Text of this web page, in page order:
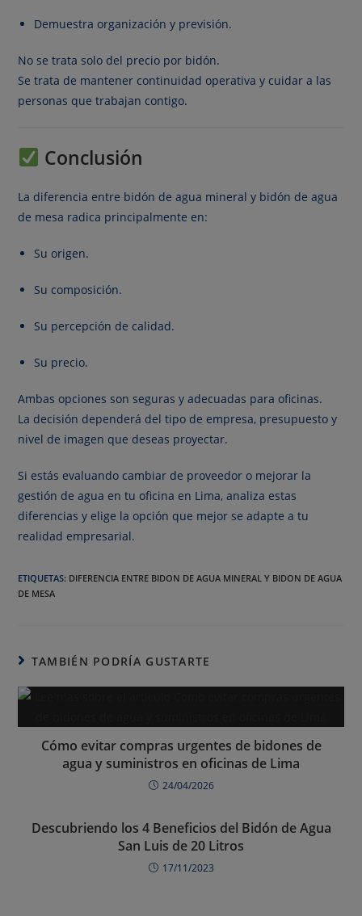
Demuestra organización y previsión.
No se trata solo del precio por bidón.
Se trata de mantener continuidad operativa y cuidar a las
personas que trabajan contigo.
Conclusión
La diferencia entre bidón de agua mineral y bidón de agua
de mesa radica principalmente en:
Su origen.
Su composición.
Su percepción de calidad.
Su precio.
Ambas opciones son seguras y adecuadas para oficinas.
La decisión dependerá del tipo de empresa, presupuesto y
nivel de imagen que deseas proyectar.
Si estás evaluando cambiar de proveedor o mejorar la
gestión de agua en tu oficina en Lima, analiza estas
diferencias y elige la opción que mejor se adapte a tu
realidad empresarial.
ETIQUETAS: DIFERENCIA ENTRE BIDON DE AGUA MINERAL Y BIDON DE AGUA
DE MESA
TAMBIÉN PODRÍA GUSTARTE
Cómo evitar compras urgentes de bidones de
agua y suministros en oficinas de Lima
24/04/2026
Descubriendo los 4 Beneficios del Bidón de Agua
San Luis de 20 Litros
17/11/2023